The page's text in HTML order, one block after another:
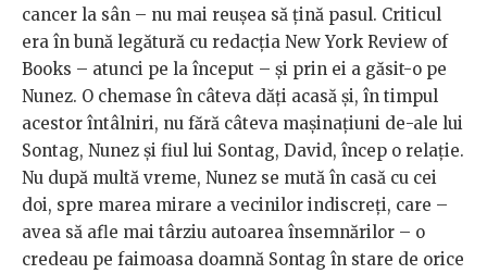
cancer la sân – nu mai reușea să țină pasul. Criticul
era în bună legătură cu redacția New York Review of
Books – atunci pe la început – și prin ei a găsit-o pe
Nunez. O chemase în câteva dăți acasă și, în timpul
acestor întâlniri, nu fără câteva mașinațiuni de-ale lui
Sontag, Nunez și fiul lui Sontag, David, încep o relație.
Nu după multă vreme, Nunez se mută în casă cu cei
doi, spre marea mirare a vecinilor indiscreți, care –
avea să afle mai târziu autoarea însemnărilor – o
credeau pe faimoasa doamnă Sontag în stare de orice